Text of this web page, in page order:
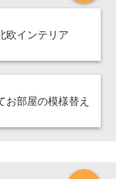
欧インテリア
お部屋の模様替え